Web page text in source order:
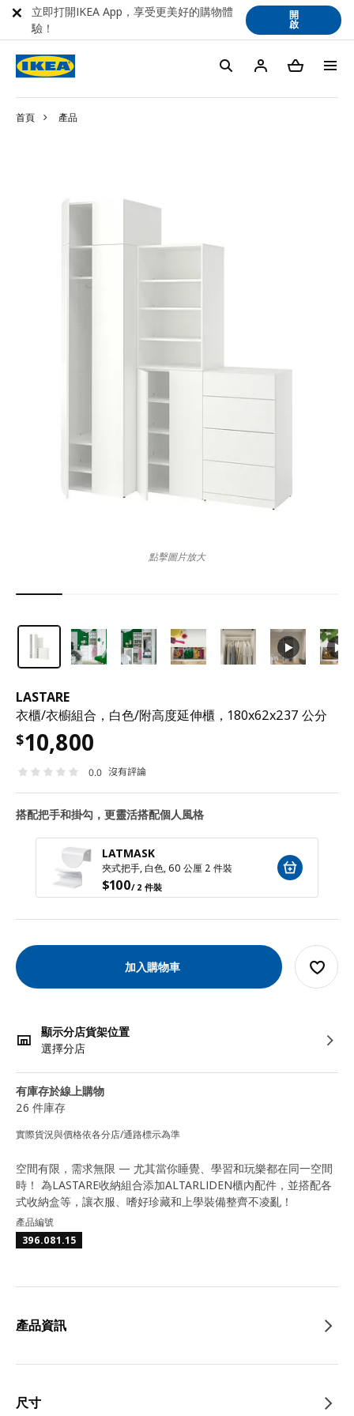
首頁 產品
LASTARE
衣櫃/衣櫥組合，白色/附高度延伸櫃，180x62x237 公分
$10,800
0.0 沒有評論
搭配把手和掛勾，更靈活搭配個人風格
LATMASK
夾式把手, 白色, 60 公厘 2 件裝
$100/ 2 件裝
加入購物車
顯示分店貨架位置
選擇分店
有庫存於線上購物
26 件庫存
實際貨況與價格依各分店/通路標示為準
點擊圖片放大
空間有限，需求無限 — 尤其當你睡覺、學習和玩樂都在同一空間
時！ 為LASTARE收納組合添加ALTARLIDEN櫃內配件，並搭配各
式收納盒等，讓衣服、嗜好珍藏和上學裝備整齊不凌亂！
產品編號
396.081.15
產品資訊
尺寸
立即打開IKEA App，享受更美好的購物體
驗！
開
啟